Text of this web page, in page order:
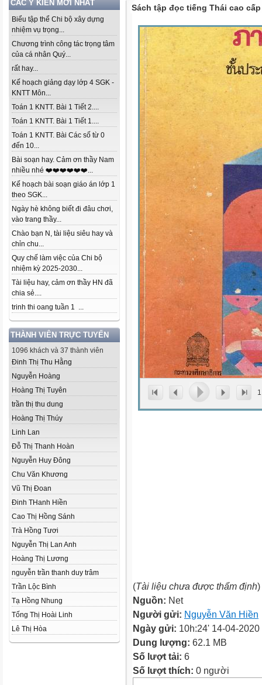
CÁC Ý KIẾN MỚI NHẤT
Biểu tập thể Chi bộ xây dựng
nhiệm vụ trọng...
Chương trình công tác trọng tâm
của cá nhân Quý...
rất hay...
Kế hoạch giảng dạy lớp 4 SGK -
KNTT Môn...
Toán 1 KNTT. Bài 1 Tiết 2....
Toán 1 KNTT. Bài 1 Tiết 1....
Toán 1 KNTT. Bài Các số từ 0
đến 10...
Bài soạn hay. Cảm ơn thầy Nam
nhiều nhé ❤️❤️❤️❤️❤️❤️...
Kế hoạch bài soạn giáo án lớp 1
theo SGK...
Ngày hè không biết đi đâu chơi,
vào trang thầy...
Chào bạn N, tài liệu siêu hay và
chỉn chu...
Quy chế làm việc của Chi bộ
nhiệm kỳ 2025-2030...
Tài liệu hay, cảm ơn thầy HN đã
chia sẻ....
trinh thi oang tuần 1 ...
THÀNH VIÊN TRỰC TUYẾN
1096 khách và 37 thành viên
Đinh Thị Thu Hằng
Nguyễn Hoàng
Hoàng Thị Tuyên
trần thị thu dung
Hoàng Thị Thúy
Linh Lan
Đỗ Thị Thanh Hoàn
Nguyễn Huy Đông
Chu Văn Khương
Vũ Thị Đoan
Đinh THanh Hiền
Cao Thị Hồng Sánh
Trà Hồng Tươi
Nguyễn Thị Lan Anh
Hoàng Thị Lương
nguyễn trần thanh duy trâm
Trần Lộc Bình
Tạ Hồng Nhung
Tống Thị Hoài Linh
Lê Thị Hòa
Sách tập đọc tiếng Thái cao cấp
1
(Tài liệu chưa được thẩm định)
Nguồn: Net
Người gửi: Nguyễn Văn Hiền
Ngày gửi: 10h:24' 14-04-2020
Dung lượng: 62.1 MB
Số lượt tải: 6
Số lượt thích: 0 người